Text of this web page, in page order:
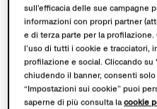
sull’efficacia delle sue campagne
informazioni con propri partner
e di terza parte per la
l’uso di tutti i cookie e tracciatori,
profilazione e social. Cliccando
chiudendo il banner, consenti
“Impostazioni sui cookie” puoi
saperne di più consulta lacookie